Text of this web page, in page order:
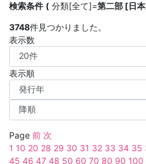
検索条件 分類[全て]=第二部 [日
3748件見つかりました。
表示数
表示順
Page 前 次
1 10 20 28 29 30 31 32 33 34 35
45 46 47 48 50 60 70 80 90 100